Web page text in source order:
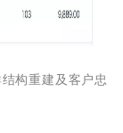
构重建及客户忠